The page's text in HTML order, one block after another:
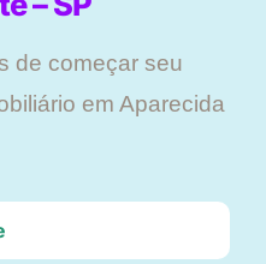
de começar seu
em Aparecida